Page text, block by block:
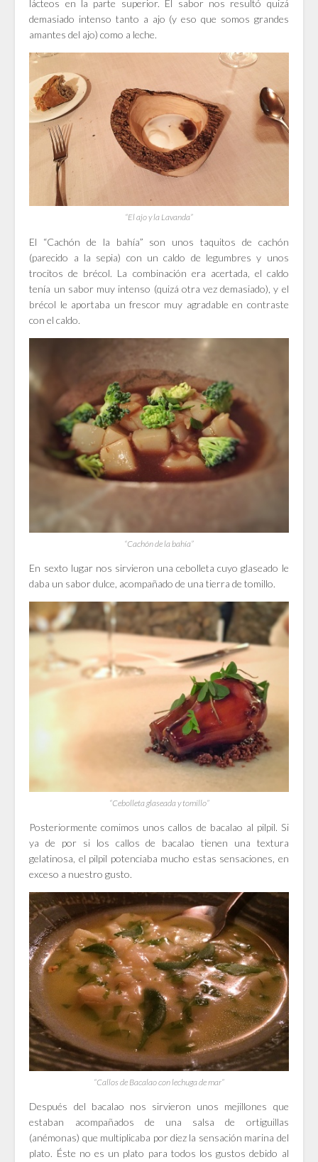
lácteos en la parte superior. El sabor nos resultó quizá
demasiado intenso tanto a ajo (y eso que somos grandes
amantes del ajo) como a leche.
“El ajo y la Lavanda”
El “Cachón de la bahía” son unos taquitos de cachón
(parecido a la sepia) con un caldo de legumbres y unos
trocitos de brécol. La combinación era acertada, el caldo
tenía un sabor muy intenso (quizá otra vez demasiado), y el
brécol le aportaba un frescor muy agradable en contraste
con el caldo.
“Cachón de la bahía”
En sexto lugar nos sirvieron una cebolleta cuyo glaseado le
daba un sabor dulce, acompañado de una tierra de tomillo.
“Cebolleta glaseada y tomillo”
Posteriormente comimos unos callos de bacalao al pilpil. Si
ya de por si los callos de bacalao tienen una textura
gelatinosa, el pilpil potenciaba mucho estas sensaciones, en
exceso a nuestro gusto.
“Callos de Bacalao con lechuga de mar”
Después del bacalao nos sirvieron unos mejillones que
estaban acompañados de una salsa de ortiguillas
(anémonas) que multiplicaba por diez la sensación marina del
plato. Éste no es un plato para todos los gustos debido al